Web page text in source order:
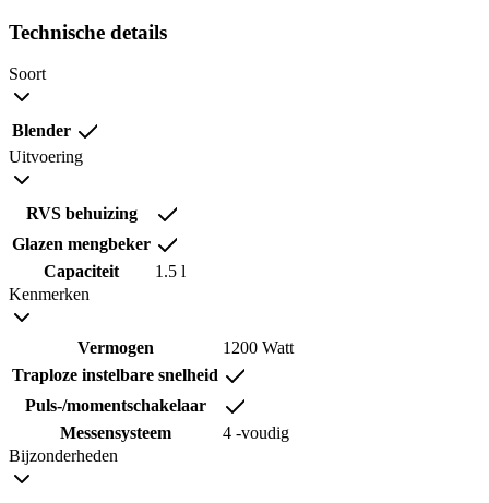
Technische details
Soort
Blender
Uitvoering
RVS behuizing
Glazen mengbeker
Capaciteit
1.5 l
Kenmerken
Vermogen
1200 Watt
Traploze instelbare snelheid
Puls-/momentschakelaar
Messensysteem
4 -voudig
Bijzonderheden